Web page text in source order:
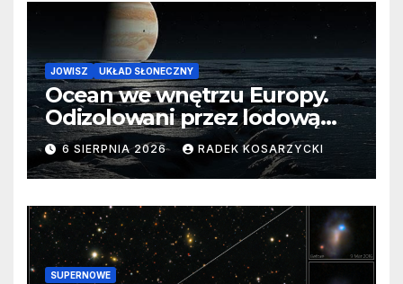
JOWISZ UKŁAD SŁONECZNY
Ocean we wnętrzu Europy.
Odizolowani przez lodową
barierę
6 SIERPNIA 2026 RADEK KOSARZYCKI
SUPERNOWE